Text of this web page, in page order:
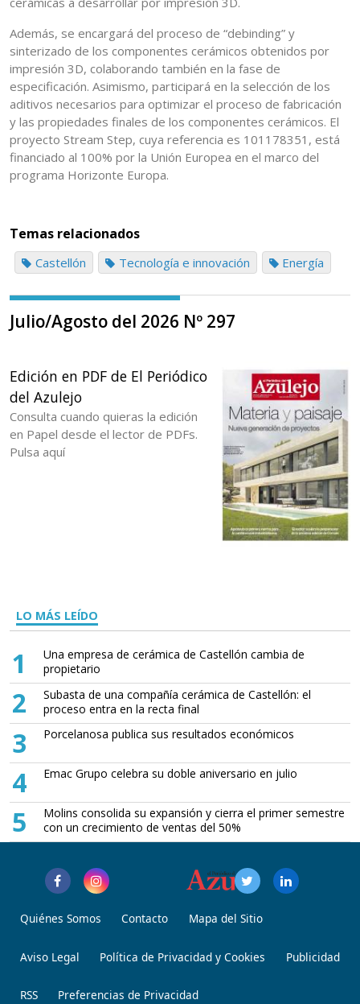
Además, se encargará del proceso de “debinding” y
sinterizado de los componentes cerámicos obtenidos por
impresión 3D, colaborando también en la fase de
especificación. Asimismo, participará en la selección de los
aditivos necesarios para optimizar el proceso de fabricación
y las propiedades finales de los componentes cerámicos. El
proyecto Stream Step, cuya referencia es 101178351, está
financiado al 100% por la Unión Europea en el marco del
programa Horizonte Europa.
Temas relacionados
Castellón Tecnología e innovación Energía
Julio/Agosto del 2026 Nº 297
Edición en PDF de El Periódico
del Azulejo
Consulta cuando quieras la edición
en Papel desde el lector de PDFs.
Pulsa aquí
LO MÁS LEÍDO
1
Una empresa de cerámica de Castellón cambia de
propietario
2
Subasta de una compañía cerámica de Castellón: el
proceso entra en la recta final
3 Porcelanosa publica sus resultados económicos
4 Emac Grupo celebra su doble aniversario en julio
5
Molins consolida su expansión y cierra el primer semestre
con un crecimiento de ventas del 50%
Quiénes Somos Contacto Mapa del Sitio
Aviso Legal Política de Privacidad y Cookies Publicidad
RSS Preferencias de Privacidad